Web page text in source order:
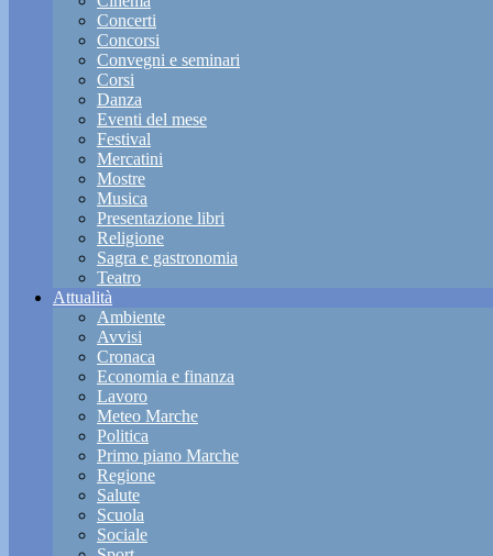
Concerti
Concorsi
Convegni e seminari
Corsi
Danza
Eventi del mese
Festival
Mercatini
Mostre
Musica
Presentazione libri
Religione
Sagra e gastronomia
Teatro
Attualità
Ambiente
Avvisi
Cronaca
Economia e finanza
Lavoro
Meteo Marche
Politica
Primo piano Marche
Regione
Salute
Scuola
Sociale